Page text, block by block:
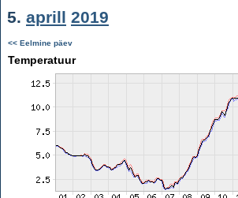
5. aprill 2019
<< Eelmine päev
Temperatuur